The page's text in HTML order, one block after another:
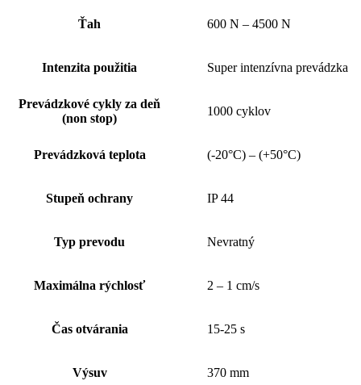
Ťah 600 N – 4500 N
Intenzita použitia Super intenzívna prevádzka
Prevádzkové cykly za deň
(non stop)
1000 cyklov
Prevádzková teplota (-20°C) – (+50°C)
Stupeň ochrany IP 44
Typ prevodu Nevratný
Maximálna rýchlosť 2 – 1 cm/s
Čas otvárania 15-25 s
Výsuv 370 mm